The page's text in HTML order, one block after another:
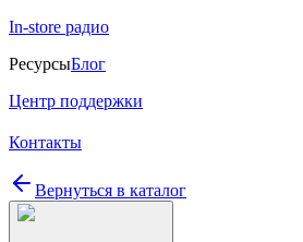
In-store радио
РесурсыБлог
Центр поддержки
Контакты
Вернуться в каталог